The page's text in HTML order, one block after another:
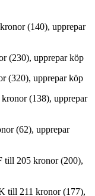
(140), upprepar
(230), upprepar köp
(320), upprepar köp
(138), upprepar
(62), upprepar
till 205 kronor (200),
till 211 kronor (177),